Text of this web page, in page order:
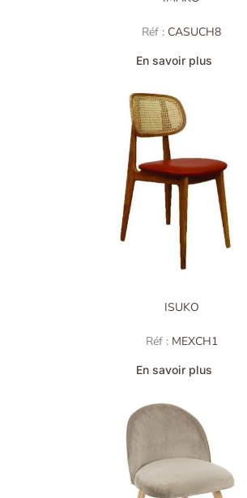
Réf : CASUCH8
En savoir plus
ISUKO
Réf : MEXCH1
En savoir plus